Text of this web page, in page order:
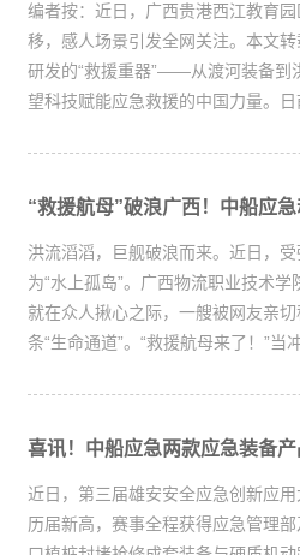
编者按：近日，广西贵港西江教育
移，感人场景引发全网关注。本文
研发的“救援重器”——从渡河装备到
望科技赋能应急救援的中国力量。日
“救援航母”破浪广西！中船应
洪流滔滔，巨舰破浪而来。近日，
为“水上孤岛”。广西物流职业技术
就在众人揪心之际，一艘被网友亲
条“生命通道”。“救援航母来了！”当冲
喜讯！中船应急两款应急装备
近日，第三届雄安安全应急创新应
历届新高，赛事全程获得应急管理